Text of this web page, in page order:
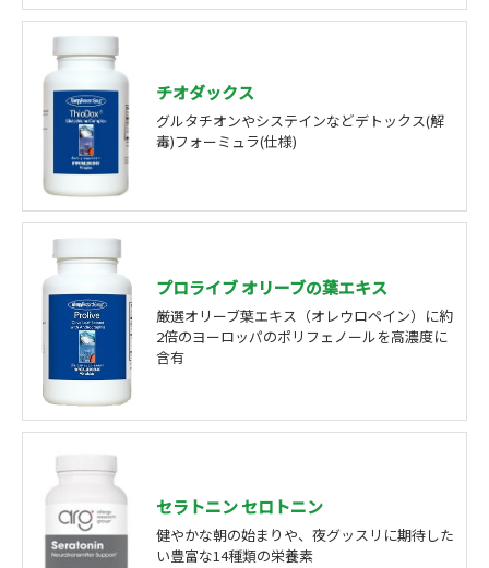
チオダックス
グルタチオンやシステインなどデトックス(解
毒)フォーミュラ(仕様)
プロライブ オリーブの葉エキス
厳選オリーブ葉エキス（オレウロペイン）に約
2倍のヨーロッパのポリフェノールを高濃度に
含有
セラトニン セロトニン
健やかな朝の始まりや、夜グッスリに期待した
い豊富な14種類の栄養素